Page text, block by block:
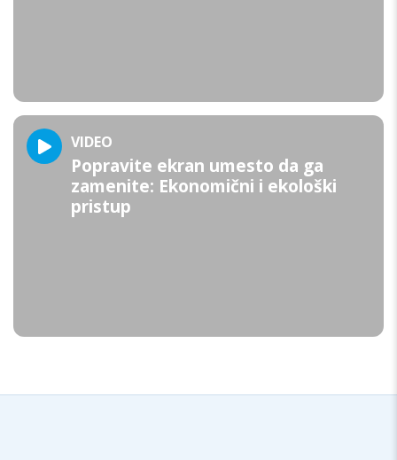
VIDEO
Popravite ekran umesto da ga
zamenite: Ekonomični i ekološki
pristup